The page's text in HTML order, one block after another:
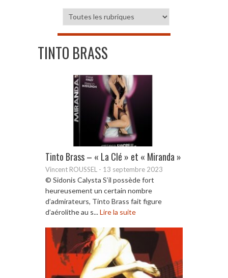
TINTO BRASS
Tinto Brass – « La Clé » et « Miranda »
Vincent ROUSSEL - 13 septembre 2023
© Sidonis Calysta S’il possède fort
heureusement un certain nombre
d’admirateurs, Tinto Brass fait figure
d’aérolithe au s...Lire la suite